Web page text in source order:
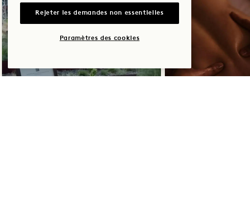
Rejeter les demandes non essentielles
Paramètres des cookies